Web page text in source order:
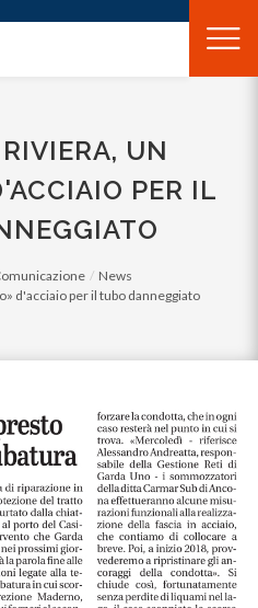
UN
PER IL
News
d'acciaio per il tubo danneggiato